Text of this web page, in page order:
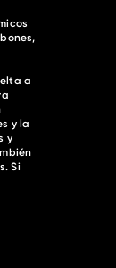
a
y la
y
Si